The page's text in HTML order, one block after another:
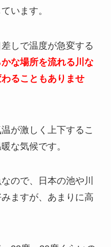
います。
しで温度が急変する
な場所を流れる川な
ることもありませ
が激しく上下するこ
な気候です。
ので、日本の池や川
ますが、あまりに高